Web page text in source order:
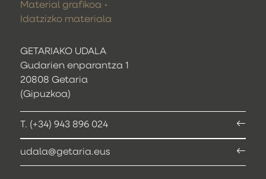
GETARIAKO UDALA
Gudarien enparantza 1
20808 Getaria
(Gipuzkoa)
T. (+34) 943 896 024
udala@getaria.eus
Material grafikoa
Idatzizko materiala